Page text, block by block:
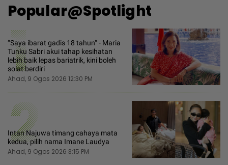
Popular@Spotlight
1
“Saya ibarat gadis 18 tahun“ - Maria
Tunku Sabri akui tahap kesihatan
lebih baik lepas bariatrik, kini boleh
solat berdiri
Ahad, 9 Ogos 2026 12:30 PM
2
Intan Najuwa timang cahaya mata
kedua, pilih nama Imane Laudya
Ahad, 9 Ogos 2026 3:15 PM